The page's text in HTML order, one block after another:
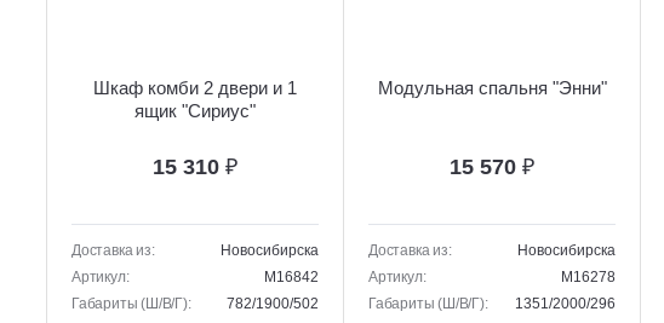
Шкаф комби 2 двери и 1
ящик "Сириус"
15 310 ₽
Доставка из:
Новосибирска
Артикул:
M16842
Габариты (Ш/В/Г):
782/1900/502
Модульная спальня "Энни"
15 570 ₽
Доставка из:
Новосибирска
Артикул:
M16278
Габариты (Ш/В/Г):
1351/2000/296